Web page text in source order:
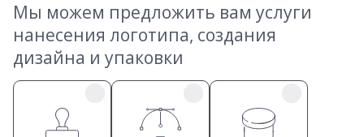
Мы можем предложить вам услуги
нанесения логотипа, создания
дизайна и упаковки